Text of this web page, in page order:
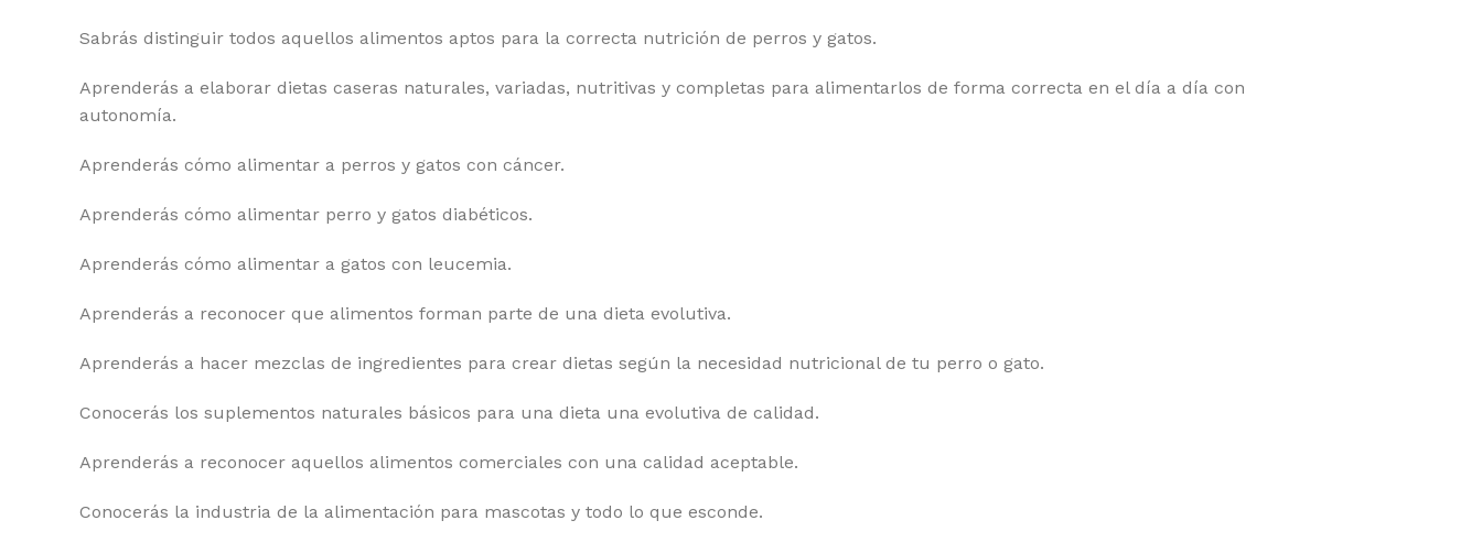
Sabrás distinguir todos aquellos alimentos aptos para la correcta nutrición de perros y gatos.
Aprenderás a elaborar dietas caseras naturales, variadas, nutritivas y completas para alimentarlos de forma correcta en el día a día con
autonomía.
Aprenderás cómo alimentar a perros y gatos con cáncer.
Aprenderás cómo alimentar perro y gatos diabéticos.
Aprenderás cómo alimentar a gatos con leucemia.
Aprenderás a reconocer que alimentos forman parte de una dieta evolutiva.
Aprenderás a hacer mezclas de ingredientes para crear dietas según la necesidad nutricional de tu perro o gato.
Conocerás los suplementos naturales básicos para una dieta una evolutiva de calidad.
Aprenderás a reconocer aquellos alimentos comerciales con una calidad aceptable.
Conocerás la industria de la alimentación para mascotas y todo lo que esconde.